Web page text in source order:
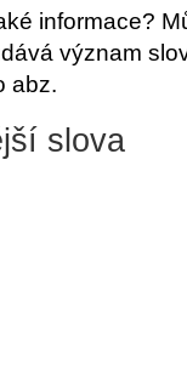
informace?
význam
abz.
slova